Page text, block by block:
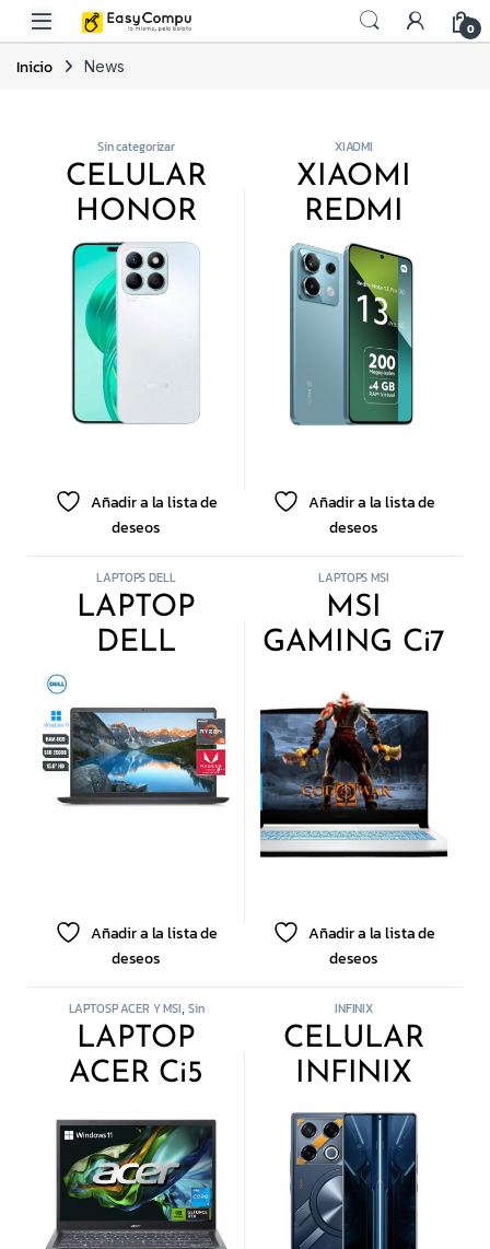
0
Inicio News
Sin categorizar
CELULAR
HONOR
XBB 512GB
8GB
Añadir a la lista de
deseos
XIAOMI
XIAOMI
REDMI
NOTE 13
PRO 5G
Añadir a la lista de
deseos
LAPTOPS DELL
LAPTOP
DELL
RYZEN 8GB
SSD 15.6″
Añadir a la lista de
deseos
LAPTOPS MSI
MSI
GAMING Ci7
6GB VIDEO
RTX4050
15.6″
Añadir a la lista de
deseos
LAPTOSP ACER Y MSI, Sin
categorizar
LAPTOP
ACER Ci5
WIN 11 14″
INFINIX
CELULAR
INFINIX
GT20 PRO
12GB 256GB